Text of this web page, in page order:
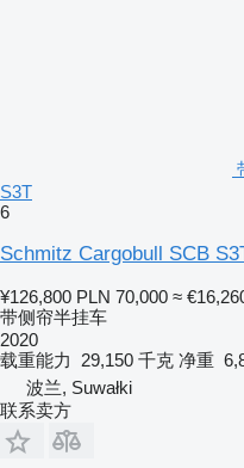
S3T
6
Schmitz Cargobull SCB
¥126,800 PLN 70,000 ≈
带侧帘半挂车
2020
载重能力
29,150 千克 净重
波兰, Suwałki
联系卖方